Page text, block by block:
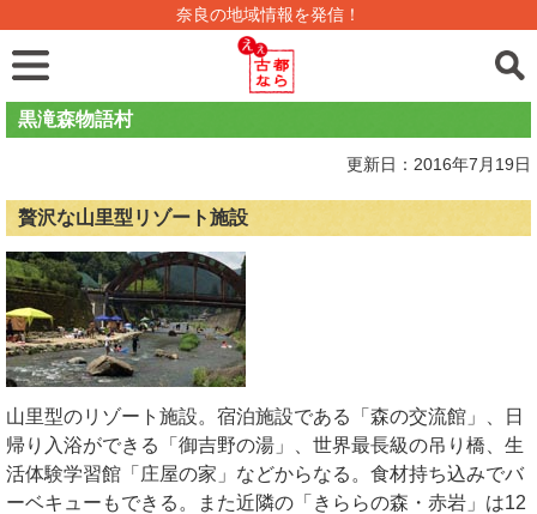
奈良の地域情報を発信！
黒滝森物語村
更新日：2016年7月19日
贅沢な山里型リゾート施設
山里型のリゾート施設。宿泊施設である「森の交流館」、日
帰り入浴ができる「御吉野の湯」、世界最長級の吊り橋、生
活体験学習館「庄屋の家」などからなる。食材持ち込みでバ
ーベキューもできる。また近隣の「きららの森・赤岩」は12